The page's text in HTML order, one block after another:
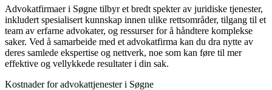
Advokatfirmaer i Søgne tilbyr et bredt spekter av juridiske tjenester,
inkludert spesialisert kunnskap innen ulike rettsområder, tilgang til et
team av erfarne advokater, og ressurser for å håndtere komplekse
saker. Ved å samarbeide med et advokatfirma kan du dra nytte av
deres samlede ekspertise og nettverk, noe som kan føre til mer
effektive og vellykkede resultater i din sak.
Kostnader for advokattjenester i Søgne